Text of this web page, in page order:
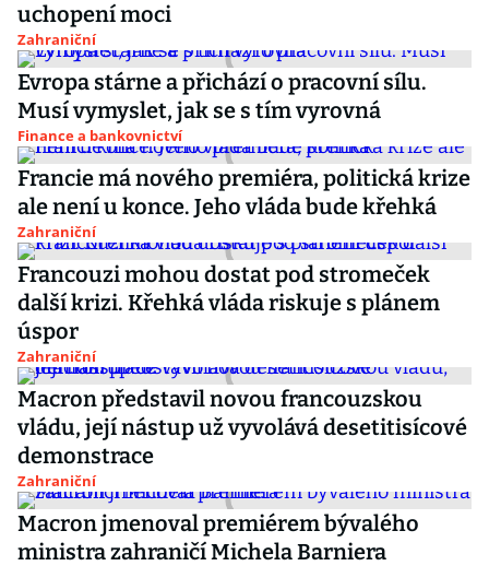
uchopení moci
Zahraniční
Evropa stárne a přichází o pracovní sílu.
Musí vymyslet, jak se s tím vyrovná
Finance a bankovnictví
Francie má nového premiéra, politická krize
ale není u konce. Jeho vláda bude křehká
Zahraniční
Francouzi mohou dostat pod stromeček
další krizi. Křehká vláda riskuje s plánem
úspor
Zahraniční
Macron představil novou francouzskou
vládu, její nástup už vyvolává desetitisícové
demonstrace
Zahraniční
Macron jmenoval premiérem bývalého
ministra zahraničí Michela Barniera